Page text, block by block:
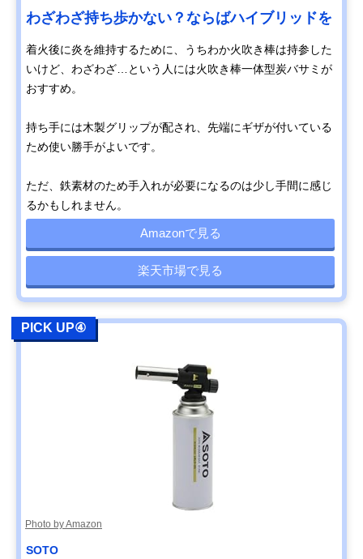
わざわざ持ち歩かない？ならばハイブリッドを
着火後に炎を維持するために、うちわか火吹き棒は持参した
いけど、わざわざ…という人には火吹き棒一体型炭バサミが
おすすめ。
持ち手には木製グリップが配され、先端にギザが付いている
ため使い勝手がよいです。
ただ、鉄素材のため手入れが必要になるのは少し手間に感じ
るかもしれません。
Amazonで見る
楽天市場で見る
PICK UP④
Photo by Amazon
SOTO